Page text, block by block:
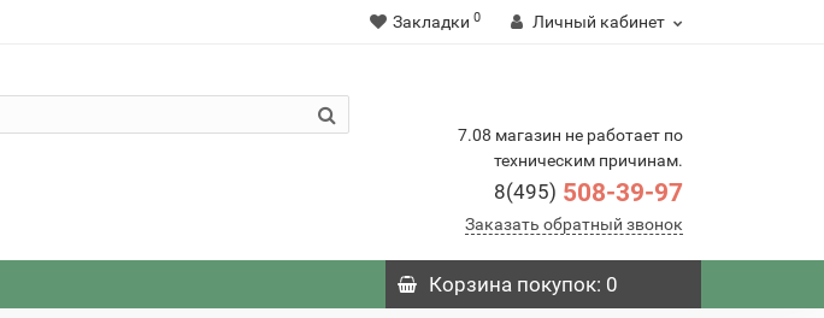
Закладки 0 Личный кабинет
7.08 магазин не работает по
техническим причинам.
8(495) 508-39-97
Заказать обратный звонок
Корзинапокупок: 0